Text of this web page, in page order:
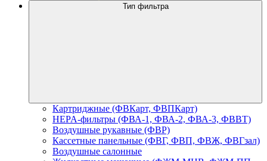
Тип фильтра
Картриджные (ФВКарт, ФВПКарт)
HEPA-фильтры (ФВА-1, ФВА-2, ФВА-3, ФВВТ)
Воздушные рукавные (ФВР)
Кассетные панельные (ФВГ, ФВП, ФВЖ, ФВГзал)
Воздушные салонные